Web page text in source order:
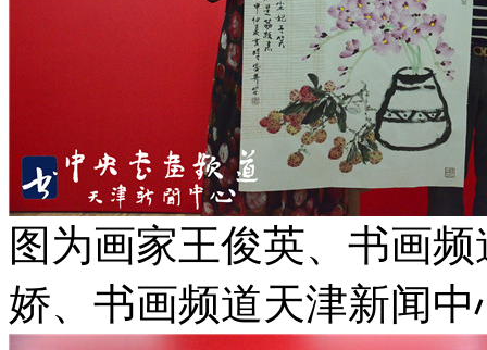
图为画家王俊英、书画
娇、书画频道天津新闻